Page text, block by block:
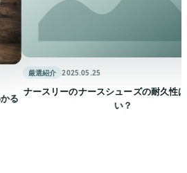
2025.05.25
ナースリーのナースシューズの耐久性はどのく